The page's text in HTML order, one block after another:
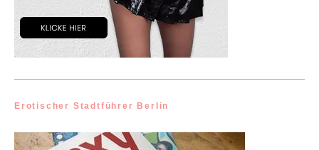
Erotischer Stadtführer Berlin